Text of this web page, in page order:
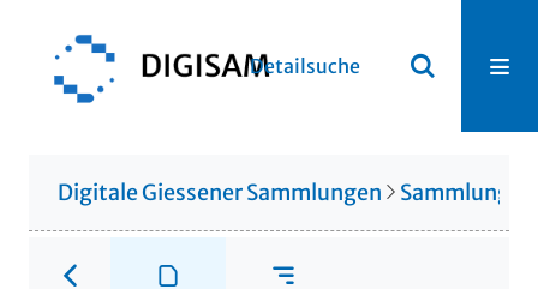
Detailsuche
Digitale Giessener Sammlungen Sammlung